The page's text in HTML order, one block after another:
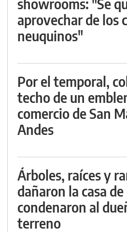
showrooms: "Se
aprovechar de los
neuquinos"
Por el temporal,
techo de un
comercio de San
Andes
Árboles, raíces y
dañaron la casa
condenaron al
terreno